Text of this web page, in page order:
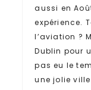
aussi en
expérience.
l’aviation ?
Dublin pour
pas eu le
une jolie ville